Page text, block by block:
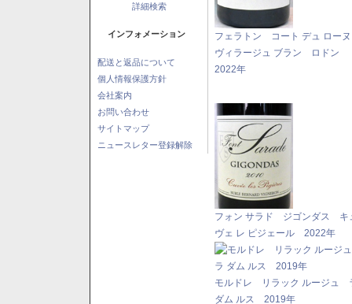
詳細検索
インフォメーション
配送と返品について
個人情報保護方針
会社案内
お問い合わせ
サイトマップ
ニュースレター登録解除
フェラトン コート デュ ロー
ヴィラージュ ブラン ロドン
2022年
フォン サラド ジゴンダス キ
ヴェ レ ピジェール 2022年
モルドレ リラック ルージュ
ダム ルス 2019年